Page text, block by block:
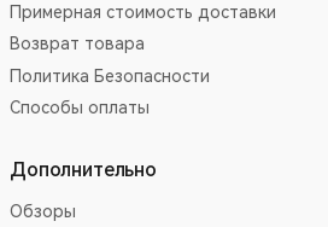
Примерная стоимость доставки
Возврат товара
Политика Безопасности
Способы оплаты
Дополнительно
Обзоры